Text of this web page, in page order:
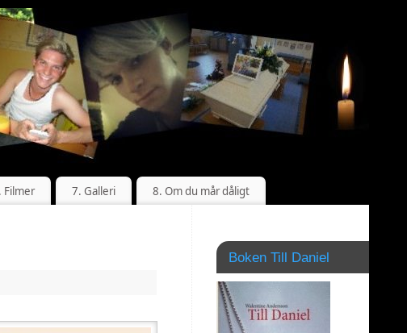
Filmer 7. Galleri 8. Om du mår dåligt
Boken Till Daniel